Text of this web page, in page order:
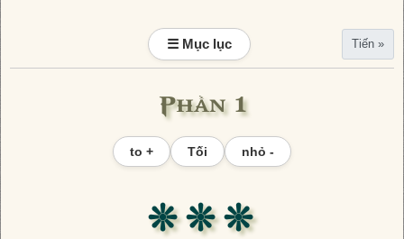
☰ Mục lục Tiến »
Phần 1
to + Tối nhỏ -
❊ ❊ ❊